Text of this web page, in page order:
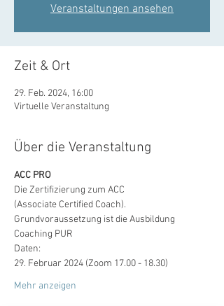
Veranstaltungen ansehen
Zeit & Ort
29. Feb. 2024, 16:00
Virtuelle Veranstaltung
Über die Veranstaltung
ACC PRO
Die Zertifizierung zum ACC
(Associate Certified Coach).
Grundvoraussetzung ist die Ausbildung
Coaching PUR
Daten:
29. Februar 2024 (Zoom 17.00 - 18.30)
Mehr anzeigen